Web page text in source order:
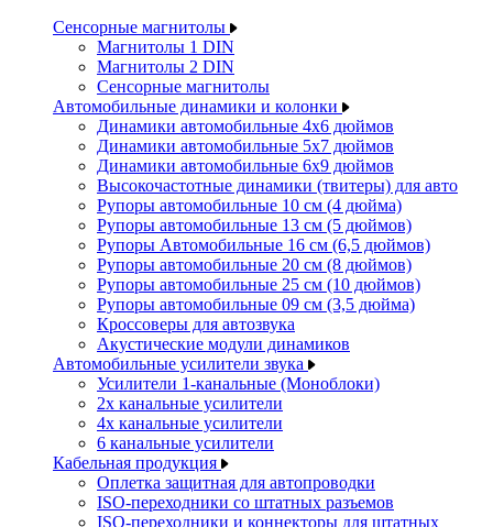
Сенсорные магнитолы
Магнитолы 1 DIN
Магнитолы 2 DIN
Сенсорные магнитолы
Автомобильные динамики и колонки
Динамики автомобильные 4x6 дюймов
Динамики автомобильные 5x7 дюймов
Динамики автомобильные 6x9 дюймов
Высокочастотные динамики (твитеры) для авто
Рупоры автомобильные 10 см (4 дюйма)
Рупоры автомобильные 13 см (5 дюймов)
Рупоры Автомобильные 16 см (6,5 дюймов)
Рупоры автомобильные 20 см (8 дюймов)
Рупоры автомобильные 25 см (10 дюймов)
Рупоры автомобильные 09 см (3,5 дюйма)
Кроссоверы для автозвука
Акустические модули динамиков
Автомобильные усилители звука
Усилители 1-канальные (Моноблоки)
2х канальные усилители
4х канальные усилители
6 канальные усилители
Кабельная продукция
Оплетка защитная для автопроводки
ISO-переходники со штатных разъемов
ISO-переходники и коннекторы для штатных